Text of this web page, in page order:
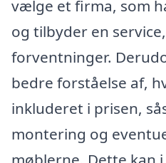
vælge et firma, som
og tilbyder en
forventninger.
bedre forståelse af,
inkluderet i prisen,
montering og